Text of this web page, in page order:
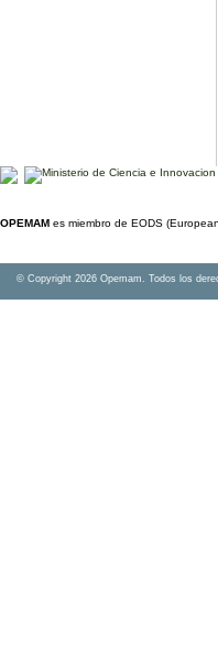
OPEMAM es miembro de EODS
© Copyright 2026 Opemam. Todos los